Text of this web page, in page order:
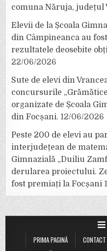
comuna Năruja, județul
Elevii de la Școala
din Câmpineanca au
rezultatele deosebite
22/06/2026
Sute de elevi din
concursurile
organizate de Școala
din Focșani. 12/06/2026
Peste 200 de elevi au
interjudețean de
Gimnazială „Duiliu
derularea proiectului.
fost premiați la Focșani
PRIMA PAGINĂ
CONTACT